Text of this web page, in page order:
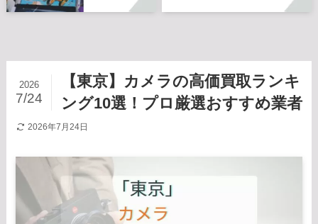
【東京】カメラの高価買取ランキ
ング10選！プロ厳選おすすめ業者
2026
7/24
2026年7月24日